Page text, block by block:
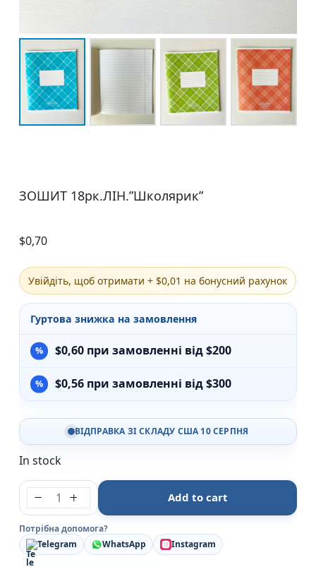
ЗОШИТ 18рк.ЛІН.”Школярик”
$0,70
Увійдіть, щоб отримати + $0,01 на бонусний рахунок
Гуртова знижка на замовлення
$0,60 при замовленні від $200
$0,56 при замовленні від $300
ВІДПРАВКА ЗІ СКЛАДУ США 10 СЕРПНЯ
In stock
ЗОШИТ 18рк.ЛІН."Школярик" quantity
Add to cart
Потрібна допомога?
Telegram
WhatsApp Instagram